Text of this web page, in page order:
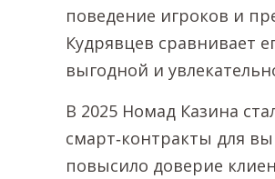
поведение игроков и
Кудрявцев сравнивает
выгодной и
В 2025 Номад Казина
смарт‑контракты для
повысило доверие